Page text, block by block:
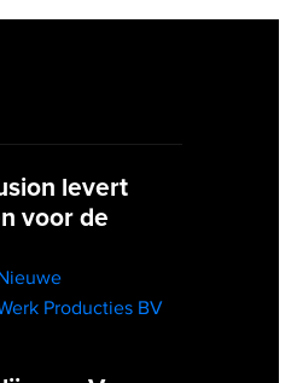
levert
voor de
Producties BV